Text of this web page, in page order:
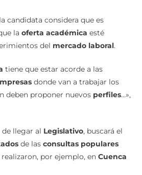
laoferta académicaesté
delmercado laboral
donde van a trabajar los
deben proponer nuevosperfiles
de las consultas populares
por ejemplo, enCuenca